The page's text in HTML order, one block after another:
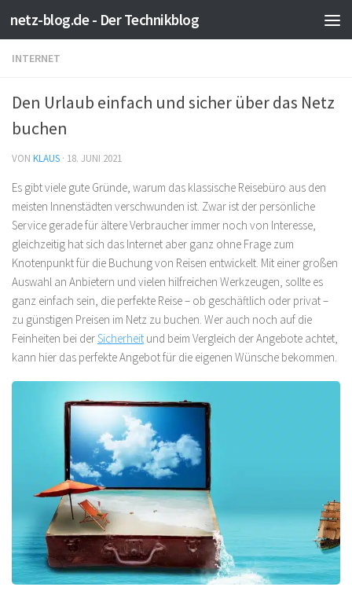
Zum Inhalt springen
netz-blog.de - Der Technikblog
INTERNET
Den Urlaub einfach und sicher über das Netz
buchen
VON KLAUS · 18. JUNI 2021
Es gibt viele gute Gründe, warum das klassische Reisebüro aus den
meisten Innenstädten verschwunden ist. Zwar ist der persönliche
Service gerade für ältere Verbraucher immer noch von Interesse,
gleichzeitig hat sich das Internet aber ganz ohne Frage zum
Knotenpunkt für die Buchung von Reisen entwickelt. Mit einer großen
Auswahl an Anbietern und vielen hilfreichen Werkzeugen, sollte es
ganz einfach sein, die perfekte Reise – ob geschäftlich oder privat –
zu günstigen Preisen im Netz zu buchen. Wer auch noch auf die
Feinheiten bei derSicherheit und beim Vergleich der Angebote achtet,
kann hier das perfekte Angebot für die eigenen Wünsche bekommen.